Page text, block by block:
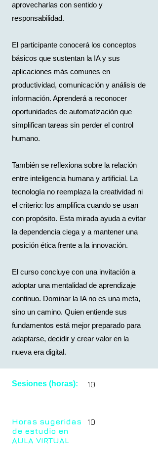
aprovecharlas con sentido y
responsabilidad.
El participante conocerá los conceptos
básicos que sustentan la IA y sus
aplicaciones más comunes en
productividad, comunicación y análisis de
información. Aprenderá a reconocer
oportunidades de automatización que
simplifican tareas sin perder el control
humano.
También se reflexiona sobre la relación
entre inteligencia humana y artificial. La
tecnología no reemplaza la creatividad ni
el criterio: los amplifica cuando se usan
con propósito. Esta mirada ayuda a evitar
la dependencia ciega y a mantener una
posición ética frente a la innovación.
El curso concluye con una invitación a
adoptar una mentalidad de aprendizaje
continuo. Dominar la IA no es una meta,
sino un camino. Quien entiende sus
fundamentos está mejor preparado para
adaptarse, decidir y crear valor en la
nueva era digital.
Sesiones (horas): 10
Horas sugeridas
de estudio en
AULA VIRTUAL
10